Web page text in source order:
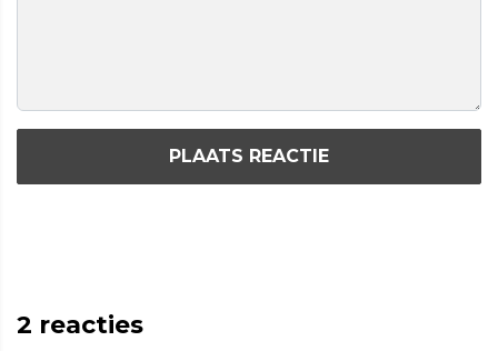
PLAATS REACTIE
2 reacties